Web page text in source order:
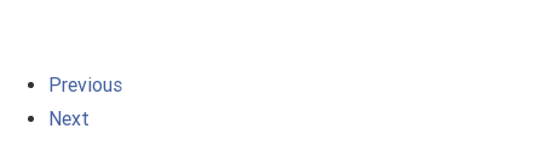
Previous
Next